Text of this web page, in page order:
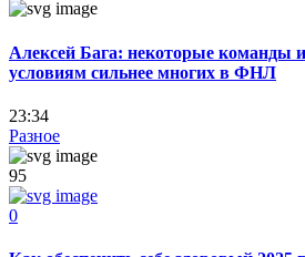
Алексей Бага: некоторые команды
условиям сильнее многих в ФНЛ
23:34
Разное
95
0